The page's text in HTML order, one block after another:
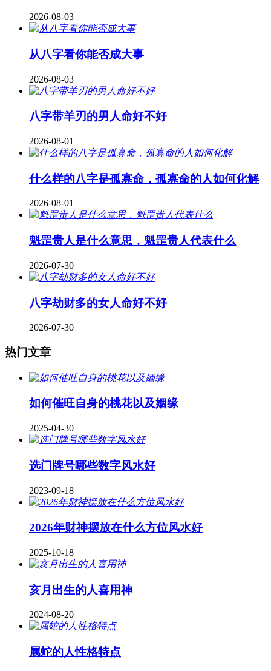
2026-08-03
从八字看你能否成大事
2026-08-03
八字带羊刃的男人命好不好
2026-08-01
什么样的八字是孤寡命，孤寡命的人如何化解
2026-08-01
魁罡贵人是什么意思，魁罡贵人代表什么
2026-07-30
八字劫财多的女人命好不好
2026-07-30
热门文章
如何催旺自身的桃花以及姻缘
2025-04-30
​选门牌号哪些数字风水好
2023-09-18
2026年财神摆放在什么方位风水好
2025-10-18
亥月出生的人喜用神
2024-08-20
属蛇的人性格特点